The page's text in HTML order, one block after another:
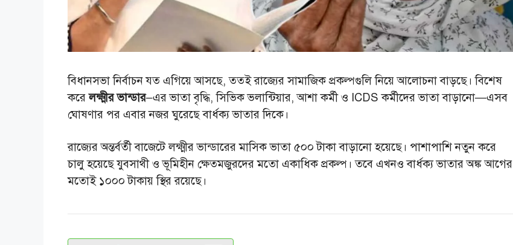
বিধানসভা নির্বাচন যত এগিয়ে আসছে, ততই রাজ্যের সামাজিক প্রকল্পগুলি নিয়ে আলোচনা বাড়ছে। বিশেষ
করেলক্ষ্মীর ভান্ডার–এর ভাতা বৃদ্ধি, সিভিক ভলান্টিয়ার, আশা কর্মী ও ICDS কর্মীদের ভাতা বাড়ানো—এসব
ঘোষণার পর এবার নজর ঘুরেছে বার্ধক্য ভাতার দিকে।
রাজ্যের অন্তর্বর্তী বাজেটে লক্ষ্মীর ভান্ডারের মাসিক ভাতা ৫০০ টাকা বাড়ানো হয়েছে। পাশাপাশি নতুন করে
চালু হয়েছে যুবসাথী ও ভূমিহীন ক্ষেতমজুরদের মতো একাধিক প্রকল্প। তবে এখনও বার্ধক্য ভাতার অঙ্ক আগের
মতোই ১০০০ টাকায় স্থির রয়েছে।